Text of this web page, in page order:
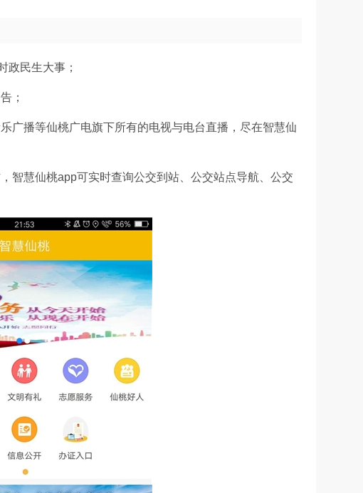
民生大事；
；
播等仙桃广电旗下所有的电视与电台直播，尽在智慧仙
慧仙桃app可实时查询公交到站、公交站点导航、公交